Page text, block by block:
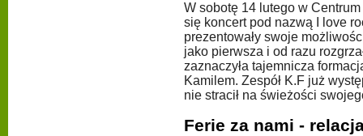
W sobotę 14 lutego w
się koncert pod nazwą I love
prezentowały swoje
jako pierwsza i od razu
zaznaczyła tajemnicza
Kamilem. Zespół K.F już
nie stracił na świeżości
Ferie za nami -